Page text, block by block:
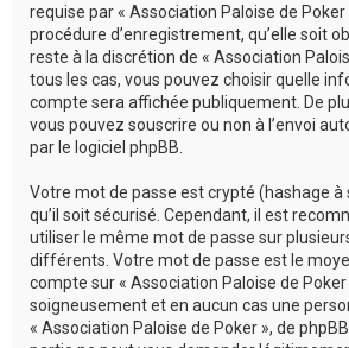
requise par « Association Paloise de Poker
procédure d’enregistrement, qu’elle soit
reste à la discrétion de « Association
tous les cas, vous pouvez choisir quelle
compte sera affichée publiquement. De
vous pouvez souscrire ou non à l’envoi
par le logiciel phpBB.
Votre mot de passe est crypté (hashage à
qu’il soit sécurisé. Cependant, il est
utiliser le même mot de passe sur
différents. Votre mot de passe est le
compte sur « Association Paloise de
soigneusement et en aucun cas une
« Association Paloise de Poker », de